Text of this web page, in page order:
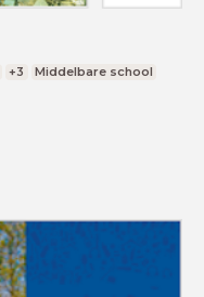
+3
Middelbare school